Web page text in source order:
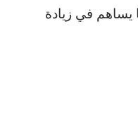
يساهم في زيادة